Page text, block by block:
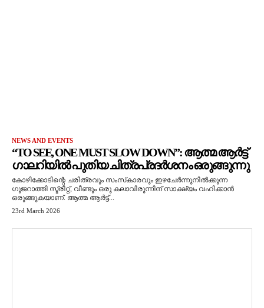
NEWS AND EVENTS
“TO SEE, ONE MUST SLOW DOWN”: ആത്മ ആർട്ട്
ഗാലറിയിൽ പുതിയ ചിത്രപ്രദർശനം ഒരുങ്ങുന്നു
കോഴിക്കോടിന്റെ ചരിത്രവും സംസ്‌കാരവും ഇഴചേർന്നുനിൽക്കുന്ന
ഗുജറാത്തി സ്ട്രീറ്റ്, വീണ്ടും ഒരു കലാവിരുന്നിന് സാക്ഷ്യം വഹിക്കാൻ
ഒരുങ്ങുകയാണ്. ആത്മ ആർട്ട്...
23rd March 2026